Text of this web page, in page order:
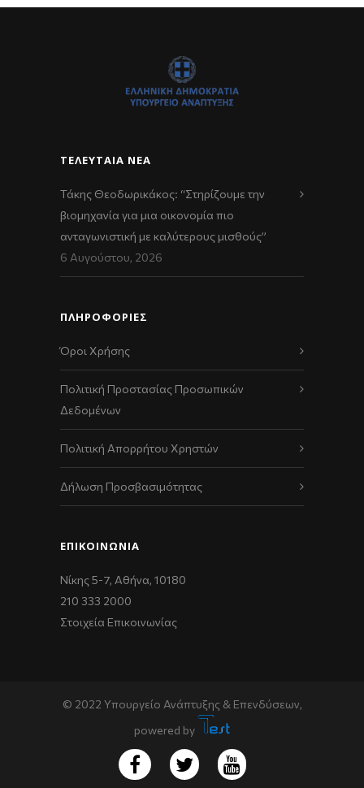
ΤΕΛΕΥΤΑΊΑ ΝΈΑ
Τάκης Θεοδωρικάκος: “Στηρίζουμε την
βιομηχανία για μια οικονομία πιο
ανταγωνιστική με καλύτερους μισθούς”
6 Αυγούστου, 2026
ΠΛΗΡΟΦΟΡΙΕΣ
Όροι Χρήσης
Πολιτική Προστασίας Προσωπικών
Δεδομένων
Πολιτική Απορρήτου Χρηστών
Δήλωση Προσβασιμότητας
ΕΠΙΚΟΙΝΩΝΊΑ
Νίκης 5-7, Αθήνα, 10180
210 333 2000
Στοιχεία Επικοινωνίας
© 2022 Υπουργείο Ανάπτυξης & Επενδύσεων,
powered by